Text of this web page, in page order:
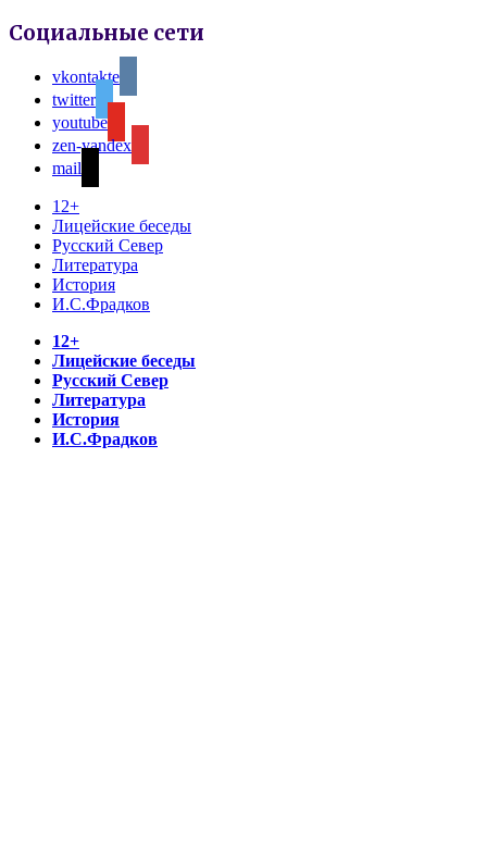
Социальные сети
vkontakte
twitter
youtube
zen-yandex
mail
12+
Лицейские беседы
Русский Север
Литература
История
И.С.Фрадков
12+
Лицейские беседы
Русский Север
Литература
История
И.С.Фрадков